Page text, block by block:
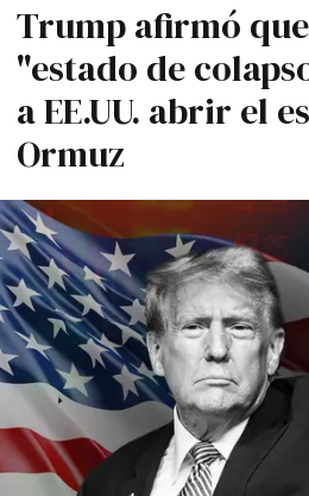
Trump afirmó
"estado de
a EE.UU. abrir el
Ormuz